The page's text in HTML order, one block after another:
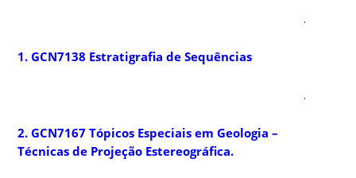
.
1. GCN7138 Estratigrafia de Sequências
.
2. GCN7167 Tópicos Especiais em Geologia –
Técnicas de Projeção Estereográfica.